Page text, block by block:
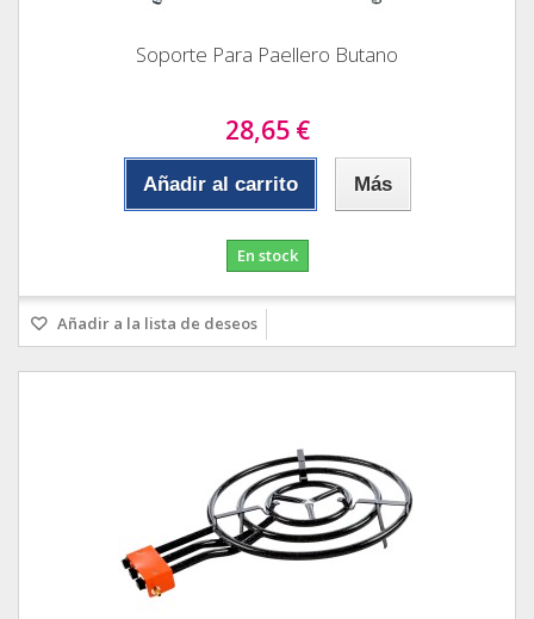
Soporte Para Paellero Butano
28,65 €
Añadir al carrito Más
En stock
Añadir a la lista de deseos